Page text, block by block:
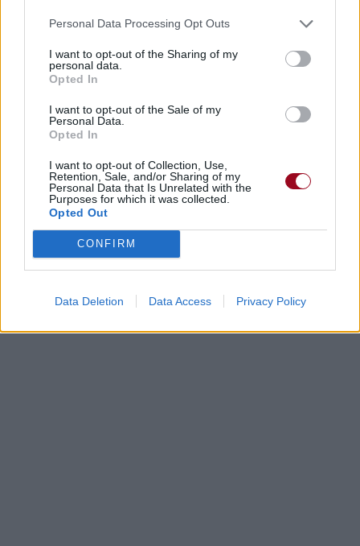
Personal Data Processing Opt Outs
I want to opt-out of the Sharing of my
personal data.
Opted In
I want to opt-out of the Sale of my
Personal Data.
Opted In
I want to opt-out of Collection, Use,
Retention, Sale, and/or Sharing of my
Personal Data that Is Unrelated with the
Purposes for which it was collected.
Opted Out
CONFIRM
Data Deletion Data Access Privacy Policy